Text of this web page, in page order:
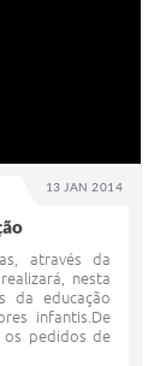
13 JAN 2014
através da
nesta
da educação
infantis.De
os pedidos de